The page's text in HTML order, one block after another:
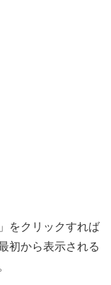
をクリックすれば
初から表示される